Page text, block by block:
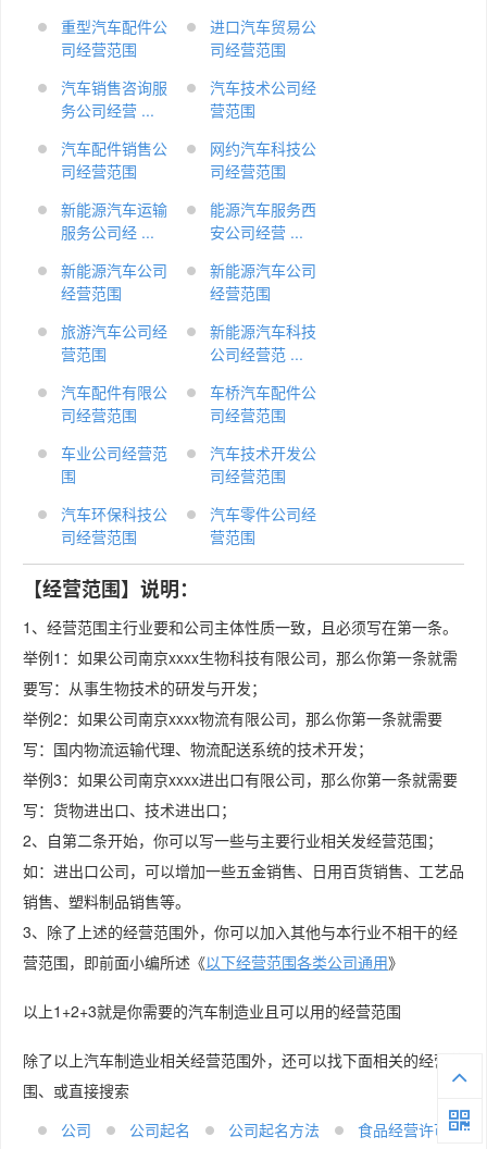
重型汽车配件公
司经营范围
进口汽车贸易公
司经营范围
汽车销售咨询服
务公司经营 ...
汽车技术公司经
营范围
汽车配件销售公
司经营范围
网约汽车科技公
司经营范围
新能源汽车运输
服务公司经 ...
能源汽车服务西
安公司经营 ...
新能源汽车公司
经营范围
新能源汽车公司
经营范围
旅游汽车公司经
营范围
新能源汽车科技
公司经营范 ...
汽车配件有限公
司经营范围
车桥汽车配件公
司经营范围
车业公司经营范
围
汽车技术开发公
司经营范围
汽车环保科技公
司经营范围
汽车零件公司经
营范围
【经营范围】说明：
1、经营范围主行业要和公司主体性质一致，且必须写在第一条。
举例1：如果公司南京xxxx生物科技有限公司，那么你第一条就需
要写：从事生物技术的研发与开发；
举例2：如果公司南京xxxx物流有限公司，那么你第一条就需要
写：国内物流运输代理、物流配送系统的技术开发；
举例3：如果公司南京xxxx进出口有限公司，那么你第一条就需要
写：货物进出口、技术进出口；
2、自第二条开始，你可以写一些与主要行业相关发经营范围；
如：进出口公司，可以增加一些五金销售、日用百货销售、工艺品
销售、塑料制品销售等。
3、除了上述的经营范围外，你可以加入其他与本行业不相干的经
营范围，即前面小编所述《以下经营范围各类公司通用》
以上1+2+3就是你需要的汽车制造业且可以用的经营范围
除了以上汽车制造业相关经营范围外，还可以找下面相关的经营范
围、或直接搜索
公司
公司起名 公司起名方法 食品经营许可证